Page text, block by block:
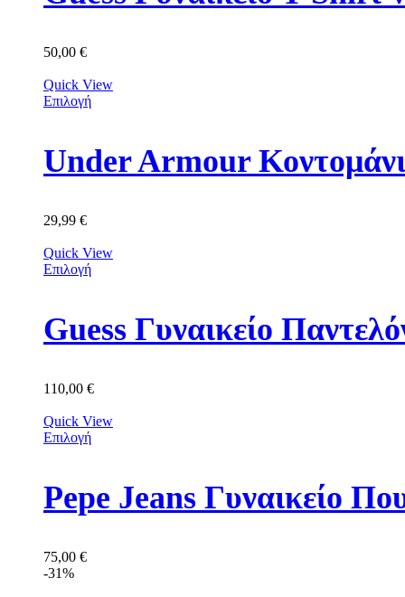
50,00 €
Quick View
Επιλογή
Under Armour
29,99 €
Quick View
Επιλογή
Guess Γυναικείο
110,00 €
Quick View
Επιλογή
Pepe Jeans Γυναικείο
75,00 €
-31%